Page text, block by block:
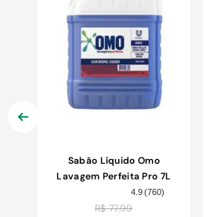
Sabão Líquido Omo
Lavagem Perfeita Pro 7L
4.9(760)
R$ 77,99